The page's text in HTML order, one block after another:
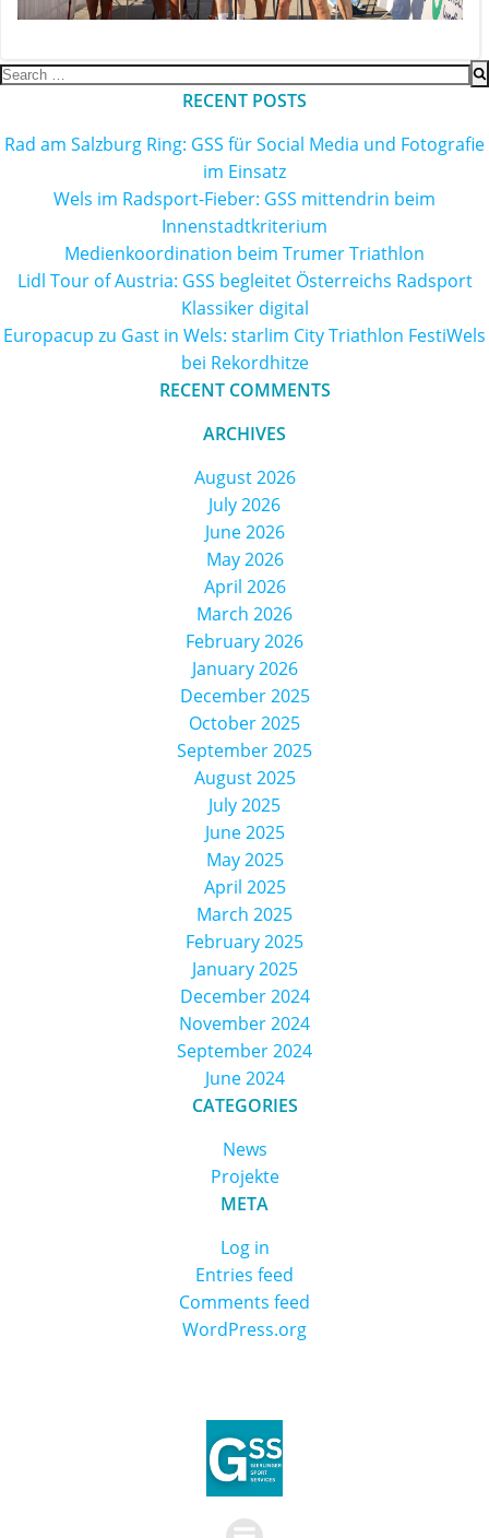
Search
RECENT POSTS
Rad am Salzburg Ring: GSS für Social Media und Fotografie
im Einsatz
Wels im Radsport-Fieber: GSS mittendrin beim
Innenstadtkriterium
Medienkoordination beim Trumer Triathlon
Lidl Tour of Austria: GSS begleitet Österreichs Radsport
Klassiker digital
Europacup zu Gast in Wels: starlim City Triathlon FestiWels
bei Rekordhitze
RECENT COMMENTS
ARCHIVES
August 2026
July 2026
June 2026
May 2026
April 2026
March 2026
February 2026
January 2026
December 2025
October 2025
September 2025
August 2025
July 2025
June 2025
May 2025
April 2025
March 2025
February 2025
January 2025
December 2024
November 2024
September 2024
June 2024
CATEGORIES
News
Projekte
META
Log in
Entries feed
Comments feed
WordPress.org